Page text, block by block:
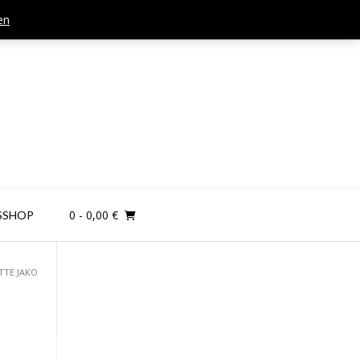
0 - 0,00 €
JAKO